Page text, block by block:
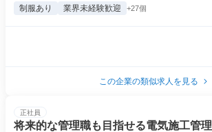
制服あり 業界未経験歓迎 +27個
この企業の類似求人を見る
正社員
将来的な管理職も目指せる電気施工管理